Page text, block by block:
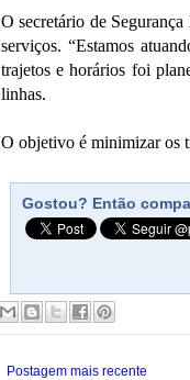
O secretário de
serviços. “Estamos
trajetos e horários foi
linhas.
O objetivo é minimizar os
Gostou? Então
Postagem mais recente